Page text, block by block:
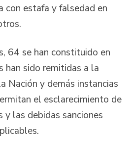
con estafa y falsedad en
64 se han constituido en
han sido remitidas a la
Nación y demás instancias
el esclarecimiento de
y las debidas sanciones